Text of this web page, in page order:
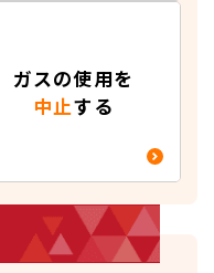
ガスの使用を
中止する